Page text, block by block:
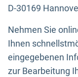
D-30169
Nehmen Sie
Ihnen
eingegebenen
zur Bearbeitung